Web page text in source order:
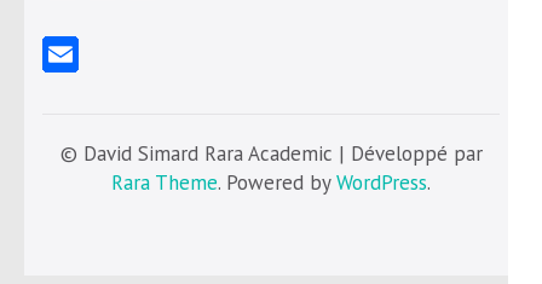
© David Simard Rara Academic | Développé par
Rara Theme. Powered byWordPress.